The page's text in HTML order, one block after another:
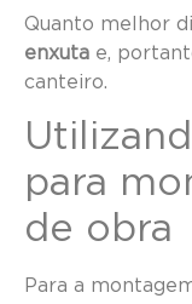
Quanto melhor
enxuta e,
canteiro.
para
de obra
Para a